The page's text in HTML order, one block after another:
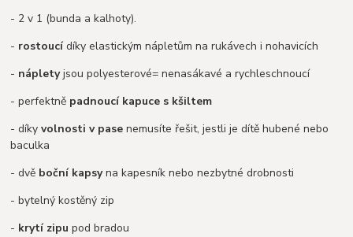
- 2 v 1 (bunda a kalhoty).
- rostoucídíky elastickým nápletům na rukávech i nohavicích
- nápletyjsou polyesterové= nenasákavé a rychleschnoucí
- perfektně padnoucí kapuce s kšiltem
- díkyvolnosti v pase nemusíte řešit, jestli je dítě hubené nebo
baculka
- dvě boční kapsyna kapesník nebo nezbytné drobnosti
- bytelný kostěný zip
- krytí zipu pod bradou